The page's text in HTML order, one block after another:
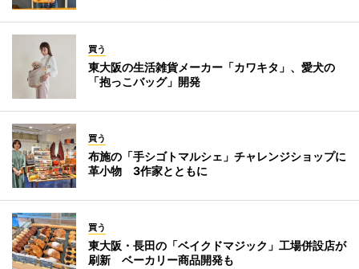
買う
東大阪の生活雑貨メーカー「カワキタ」、愛犬の
「抱っこバッグ」開発
買う
布施の「手シゴトマルシェ」チャレンジショップに
革小物 3作家とともに
買う
東大阪・長田の「ベイクドマジック」工場併設店が
刷新 ベーカリー商品開発も